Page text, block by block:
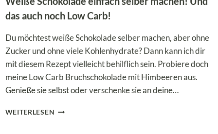
das auch noch Low Carb!
Du möchtest weiße Schokolade selber machen, aber ohne
Zucker und ohne viele Kohlenhydrate? Dann kann ich dir
mit diesem Rezept vielleicht behilflich sein. Probiere doch
meine Low Carb Bruchschokolade mit Himbeeren aus.
Genieße sie selbst oder verschenke sie an deine…
WEITERLESEN WEISSE S